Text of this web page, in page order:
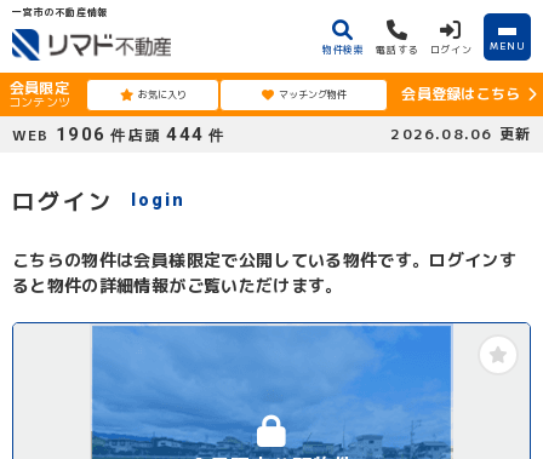
一宮市の不動産情報
物件検索 電話する ログイン MENU
会員限定
コンテンツ お気に入り マッチング物件
会員登録はこちら
WEB 1906 件 店頭 444 件 2026.08.06 更新
ログイン login
こちらの物件は会員様限定で公開している物件です。ログインす
ると物件の詳細情報がご覧いただけます。